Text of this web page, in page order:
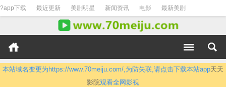
?app下载 最近更新 美剧明星 新闻资讯 电影 最新美剧
本站域名变更为https://www.70meiju.com/,为防失联,请点击下载本站app天天
影院观看全网影视